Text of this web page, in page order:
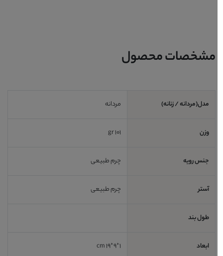
مشخصات محصول
مدل(مردانه / زنانه) مردانه
وزن
جنس رویه چرم طبیعی
آستر چرم طبیعی
طول بند
ابعاد